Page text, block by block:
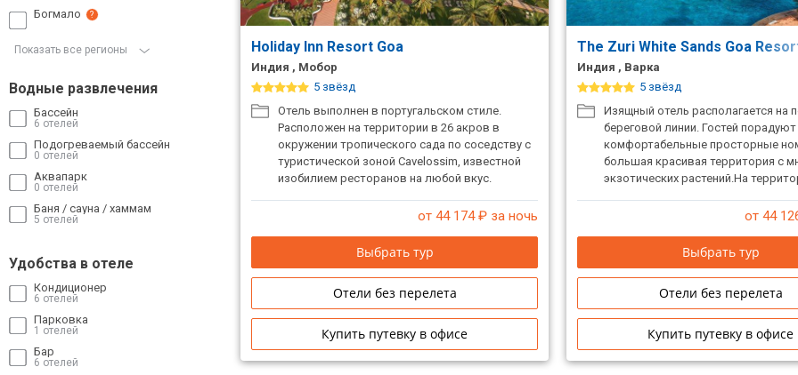
Богмало ?
Показать все регионы
Водные развлечения
Бассейн
6 отелей
Подогреваемый бассейн
0 отелей
Аквапарк
0 отелей
Баня / сауна / хаммам
5 отелей
Удобства в отеле
Кондиционер
6 отелей
Парковка
1 отелей
Бар
6 отелей
Holiday Inn Resort Goa
Индия , Мобор
5 звёзд
Отель выполнен в португальском стиле.
Расположен на территории в 26 акров в
окружении тропического сада по соседству с
туристической зоной Cavelossim, известной
изобилием ресторанов на любой вкус.
от 44 174₽ за ночь
Выбрать тур
Отели без перелета
Купить путевку в офисе
The Zuri White Sands Goa
Индия , Варка
5 звёзд
Изящный отель располагается на
береговой линии. Гостей порадуют
комфортабельные просторные
большая красивая территория с
экзотических растений.На
разнообразной кухней.
а также множество развлечений
вкус сделают отдых
от 44
Выбрать тур
Отели без перелета
Купить путевку в офисе